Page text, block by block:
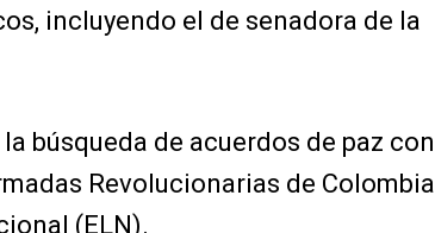
incluyendo el de senadora de la
búsqueda de acuerdos de paz con
Revolucionarias de Colombia
(ELN).